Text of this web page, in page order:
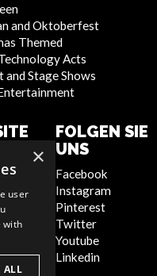
and Oktoberfest
Themed
Acts
and Stage Shows
Up
FOLGEN SIE
UNS
Facebook
Instagram
Pinterest
Twitter
Youtube
Linkedin
×
user
with
ALL